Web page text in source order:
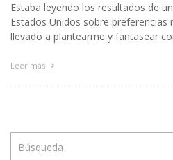
Estaba leyendo los resultados de
Estados Unidos sobre preferencias
llevado a plantearme y fantasear
Leer más